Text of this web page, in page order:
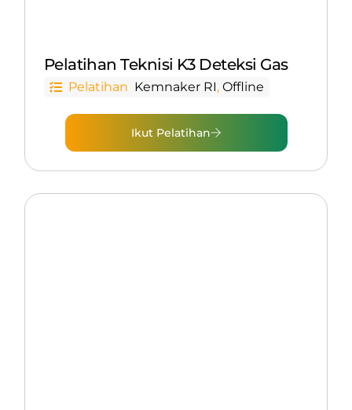
Pelatihan Teknisi K3 Deteksi Gas
Pelatihan Kemnaker RI, Offline
Ikut Pelatihan